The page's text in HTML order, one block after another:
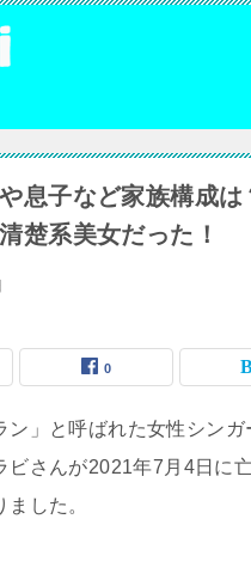
息子など家族構成は
楚系美女だった！
0
ン」と呼ばれた女性シンガ
ビさんが2021年7月4日に
した。